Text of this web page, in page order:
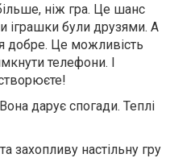
ніж гра. Це шанс
іграшки були друзями. А
добре. Це можливість
телефони. І
дарує спогади. Теплі
захопливу настільну гру